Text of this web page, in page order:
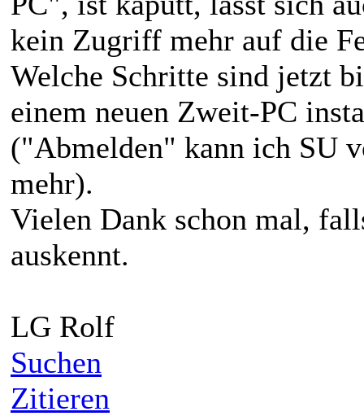
kein Zugriff mehr auf die
Welche Schritte sind jetzt
einem neuen Zweit-PC
("Abmelden" kann ich SU
mehr).
Vielen Dank schon mal,
auskennt.
LG Rolf
Suchen
Zitieren